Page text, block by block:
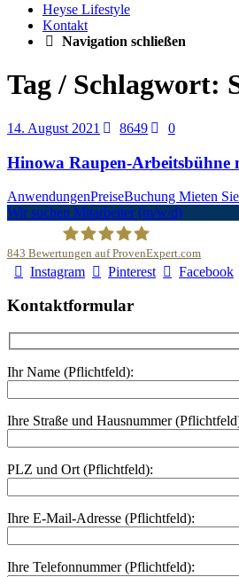
Heyse Lifestyle
Kontakt
Navigation schließen
Tag / Schlagwort:
14. August 2021 8649 0
Hinowa Raupen-Arbeitsbühne
AnwendungenPreiseBuchung Mieten
Wir suchen Mitarbeiter (m/w/d)
843 Bewertungen auf ProvenExpert.com
Instagram Pinterest Facebook
Kontaktformular
Ihr Name (Pflichtfeld):
Ihre Straße und Hausnummer
PLZ und Ort (Pflichtfeld):
Ihre E-Mail-Adresse (Pflichtfeld):
Ihre Telefonnummer (Pflichtfeld):